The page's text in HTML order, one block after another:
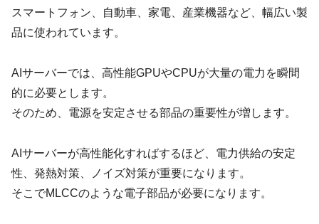
スマートフォン、自動車、家電、産業機器など、幅広い製
品に使われています。
AIサーバーでは、高性能GPUやCPUが大量の電力を瞬間
的に必要とします。
そのため、電源を安定させる部品の重要性が増します。
AIサーバーが高性能化すればするほど、電力供給の安定
性、発熱対策、ノイズ対策が重要になります。
そこでMLCCのような電子部品が必要になります。